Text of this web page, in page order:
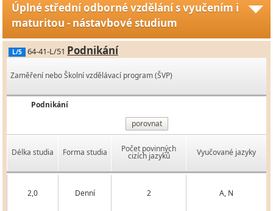
Úplné střední odborné vzdělání s vyučením i
maturitou - nástavbové studium
L/5 64-41-L/51 Podnikání
Zaměření nebo Školní vzdělávací program (ŠVP)
Podnikání
porovnat
Délka studia Forma studia Počet povinných
cizích jazyků Vyučované jazyky
2,0 Denní 2 A, N